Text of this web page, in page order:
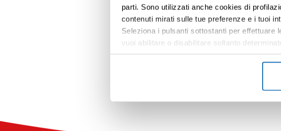
parti. Sono utilizzati anche cookies di
contenuti mirati sulle tue preferenze e i tuoi
Seleziona i pulsanti sottostanti per effettuare
vuoi abilitare o disabilitare soltanto
informazioni e modificare le tue preferenze
Torna ai Corsi formativi e professionali